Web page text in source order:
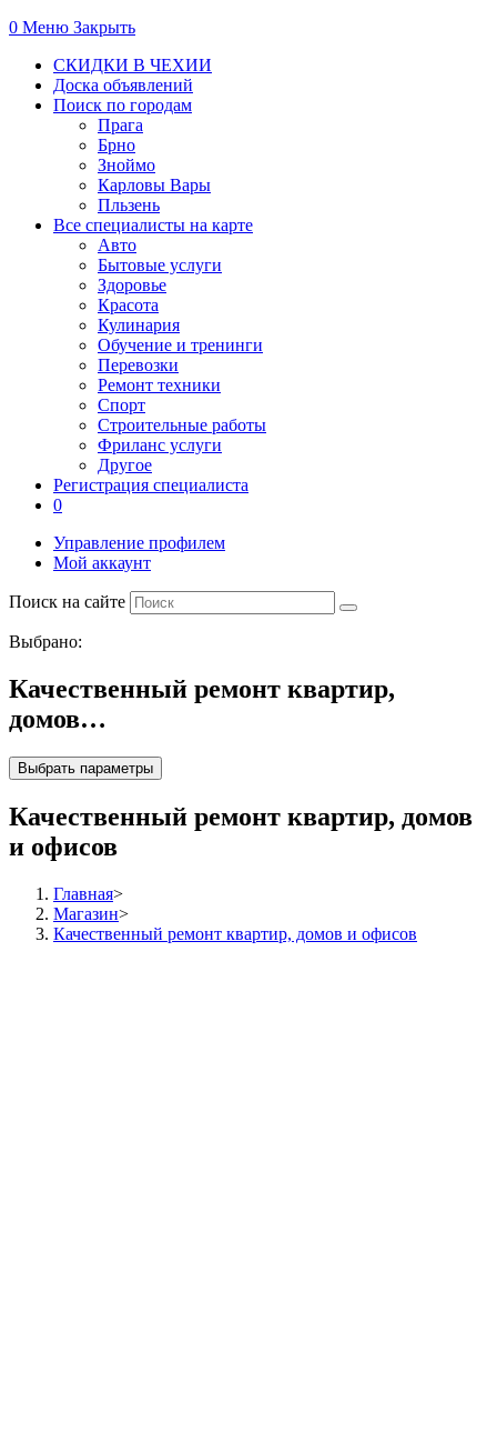
0 Меню Закрыть
СКИДКИ В ЧЕХИИ
Доска объявлений
Поиск по городам
Прага
Брно
Зноймо
Карловы Вары
Пльзень
Все специалисты на карте
Авто
Бытовые услуги
Здоровье
Красота
Кулинария
Обучение и тренинги
Перевозки
Ремонт техники
Спорт
Строительные работы
Фриланс услуги
Другое
Регистрация специалиста
0
Управление профилем
Мой аккаунт
Поиск на сайте
Выбрано:
Качественный ремонт квартир,
домов…
Выбрать параметры
Качественный ремонт квартир, домов
и офисов
Главная>
Магазин>
Качественный ремонт квартир, домов и офисов